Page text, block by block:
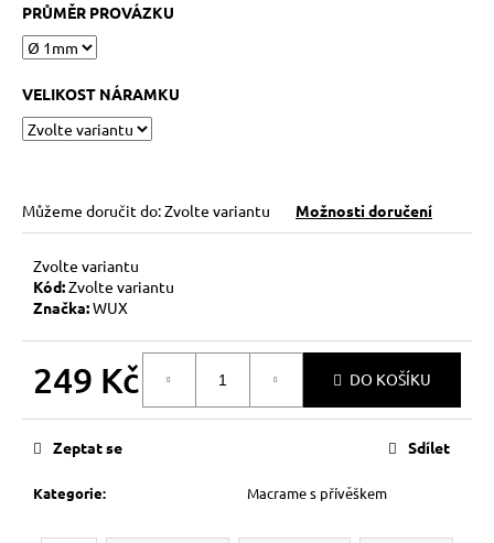
PRŮMĚR PROVÁZKU
VELIKOST NÁRAMKU
Můžeme doručit do:Zvolte variantu Možnosti doručení
Zvolte variantu
Kód:Zvolte variantu
Značka:WUX
249 Kč DO KOŠÍKU
Kategorie: Macrame s přívěškem
Zeptat se Sdílet
j
e
m
e
119
Kč
Původně:
149
Kč